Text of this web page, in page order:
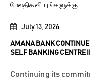
July 13, 2026
AMANA BANK
SELF BANKING CENTRE
Continuing its
மேலதிக விபரங்களுக்கு